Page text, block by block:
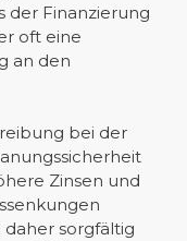
der Finanzierung
oft eine
an den
bei der
Zinsen und
sorgfältig